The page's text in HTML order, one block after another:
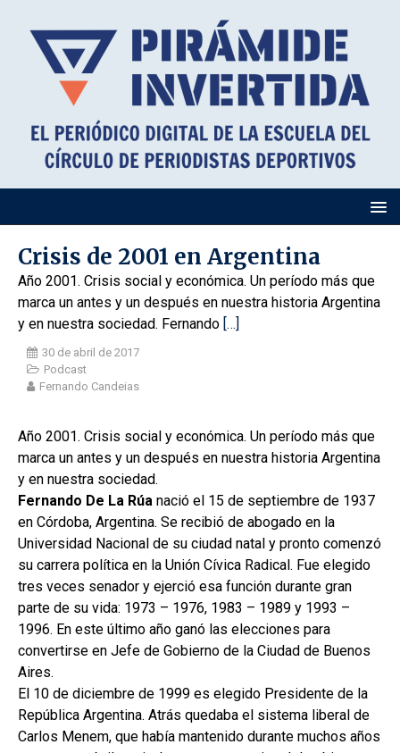
Crisis de 2001 en Argentina
Año 2001. Crisis social y económica. Un período más que
marca un antes y un después en nuestra historia Argentina
y en nuestra sociedad. Fernando […]
30 de abril de 2017
Podcast
Fernando Candeias
Año 2001. Crisis social y económica. Un período más que
marca un antes y un después en nuestra historia Argentina
y en nuestra sociedad.
Fernando De La Rúa nació el 15 de septiembre de 1937
en Córdoba, Argentina. Se recibió de abogado en la
Universidad Nacional de su ciudad natal y pronto comenzó
su carrera política en la Unión Cívica Radical. Fue elegido
tres veces senador y ejerció esa función durante gran
parte de su vida: 1973 – 1976, 1983 – 1989 y 1993 –
1996. En este último año ganó las elecciones para
convertirse en Jefe de Gobierno de la Ciudad de Buenos
Aires.
El 10 de diciembre de 1999 es elegido Presidente de la
República Argentina. Atrás quedaba el sistema liberal de
Carlos Menem, que había mantenido durante muchos años